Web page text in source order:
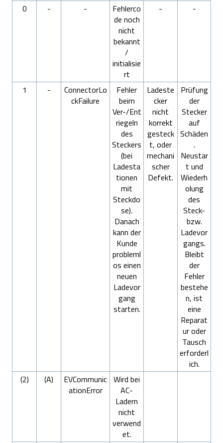
0 - -
Fehlerco
de noch
nicht
bekannt
/
initialisie
rt
- -
1 -
ConnectorLo
ckFailure
Fehler
beim
Ver-/Ent
riegeln
des
Steckers
(bei
Ladesta
tionen
mit
Steckdo
se).
Danach
kann der
Kunde
probleml
os einen
neuen
Ladevor
gang
starten.
Ladeste
cker
nicht
korrekt
gesteck
t, oder
mechani
scher
Defekt.
Prüfung
der
Stecker
auf
Schäden
.
Neustar
t und
Wiederh
olung
des
Steck-
bzw.
Ladevor
gangs.
Bleibt
der
Fehler
bestehe
n, ist
eine
Reparat
ur oder
Tausch
erforderl
ich.
(2)
(A)
EVCommunic
ationError
Wird bei
AC-
Ladern
nicht
verwend
et.